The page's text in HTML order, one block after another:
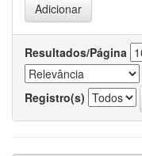
Resultados/Página
Registro(s)